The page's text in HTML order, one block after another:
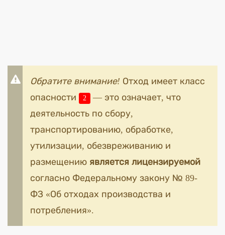
Обратите внимание! Отход имеет класс
опасности
2
— это означает, что
деятельность по сбору,
транспортированию, обработке,
утилизации, обезвреживанию и
размещению является лицензируемой
согласно Федеральному закону № 89-
ФЗ «Об отходах производства и
потребления».